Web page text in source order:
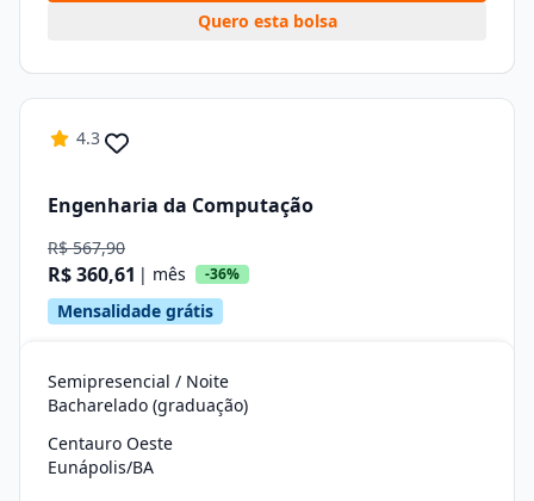
Quero esta bolsa
4.3
Engenharia da Computação
R$ 567,90
R$ 360,61 | mês -36%
Mensalidade grátis
Semipresencial / Noite
Bacharelado (graduação)
Centauro Oeste
Eunápolis/BA